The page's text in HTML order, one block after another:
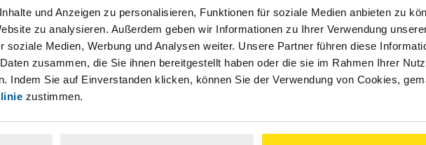
und Anzeigen zu personalisieren, Funktionen für soziale Medien anbieten zu
zu analysieren. Außerdem geben wir Informationen zu Ihrer Verwendung
soziale Medien, Werbung und Analysen weiter. Unsere Partner führen diese
zusammen, die Sie ihnen bereitgestellt haben oder die sie im Rahmen Ihrer
Indem Sie auf Einverstanden klicken, können Sie der Verwendung von Cookies,
zustimmen.
Tätigkeit und umsatzsteuerpflichtigen